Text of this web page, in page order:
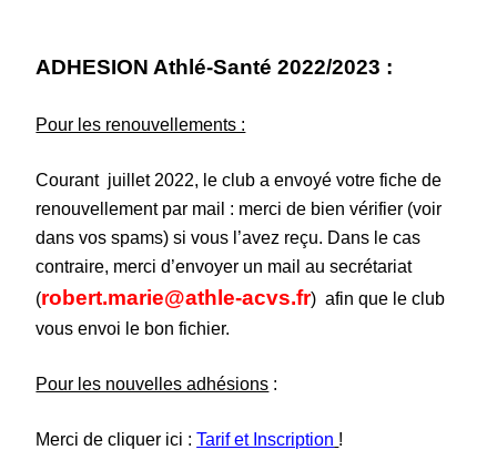
ADHESION Athlé-Santé 2022/2023 :
Pour les renouvellements :
Courant juillet 2022, le club a envoyé votre fiche de
renouvellement par mail : merci de bien vérifier (voir
dans vos spams) si vous l’avez reçu. Dans le cas
contraire, merci d’envoyer un mail au secrétariat
(robert.marie@athle-acvs.fr) afin que le club
vous envoi le bon fichier.
Pour les nouvelles adhésions :
Merci de cliquer ici :Tarif et Inscription !